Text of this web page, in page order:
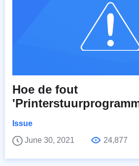
Hoe de fout
Issue
June 30, 2021
24,877